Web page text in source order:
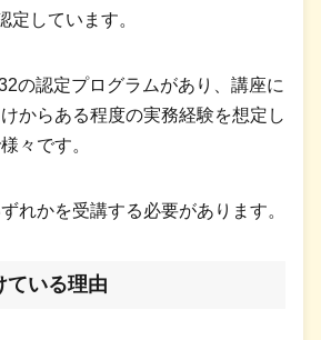
定しています。
の認定プログラムがあり、講座に
からある程度の実務経験を想定し
々です。
れかを受講する必要があります。
ている理由